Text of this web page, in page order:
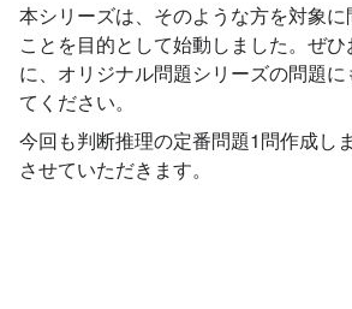
本シリーズは、そのような方を対象に
ことを目的として始動しました。ぜ
に、オリジナル問題シリーズの問題
てください。
今回も判断推理の定番問題1問作成し
させていただきます。